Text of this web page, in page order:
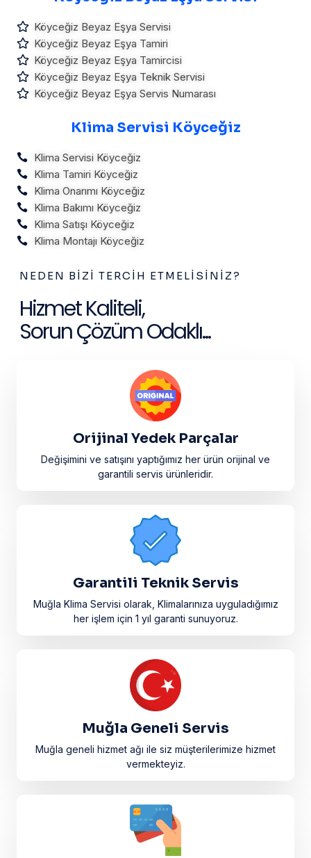
Köyceğiz Beyaz Eşya Servisi
Köyceğiz Beyaz Eşya Tamiri
Köyceğiz Beyaz Eşya Tamircisi
Köyceğiz Beyaz Eşya Teknik Servisi
Köyceğiz Beyaz Eşya Servis Numarası
Klima Servisi Köyceğiz
Klima Servisi Köyceğiz
Klima Tamiri Köyceğiz
Klima Onarımı Köyceğiz
Klima Bakımı Köyceğiz
Klima Satışı Köyceğiz
Klima Montajı Köyceğiz
NEDEN BIZI TERCIH ETMELISINIZ?
Hizmet Kaliteli,
Sorun Çözüm Odaklı...
Orijinal Yedek Parçalar
Değişimini ve satışını yaptığımız her ürün orijinal ve
garantili servis ürünleridir.​
Garantili Teknik Servis
Muğla Klima Servisi olarak, Klimalarınıza uyguladığımız
her işlem için 1 yıl garanti sunuyoruz.
Muğla Geneli Servis
Muğla geneli hizmet ağı ile siz müşterilerimize hizmet
vermekteyiz.